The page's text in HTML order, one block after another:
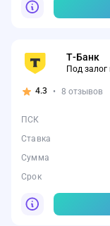
Т-Банк
Под
4.3 • 8 отзывов
ПСК
Ставка
Сумма
Срок